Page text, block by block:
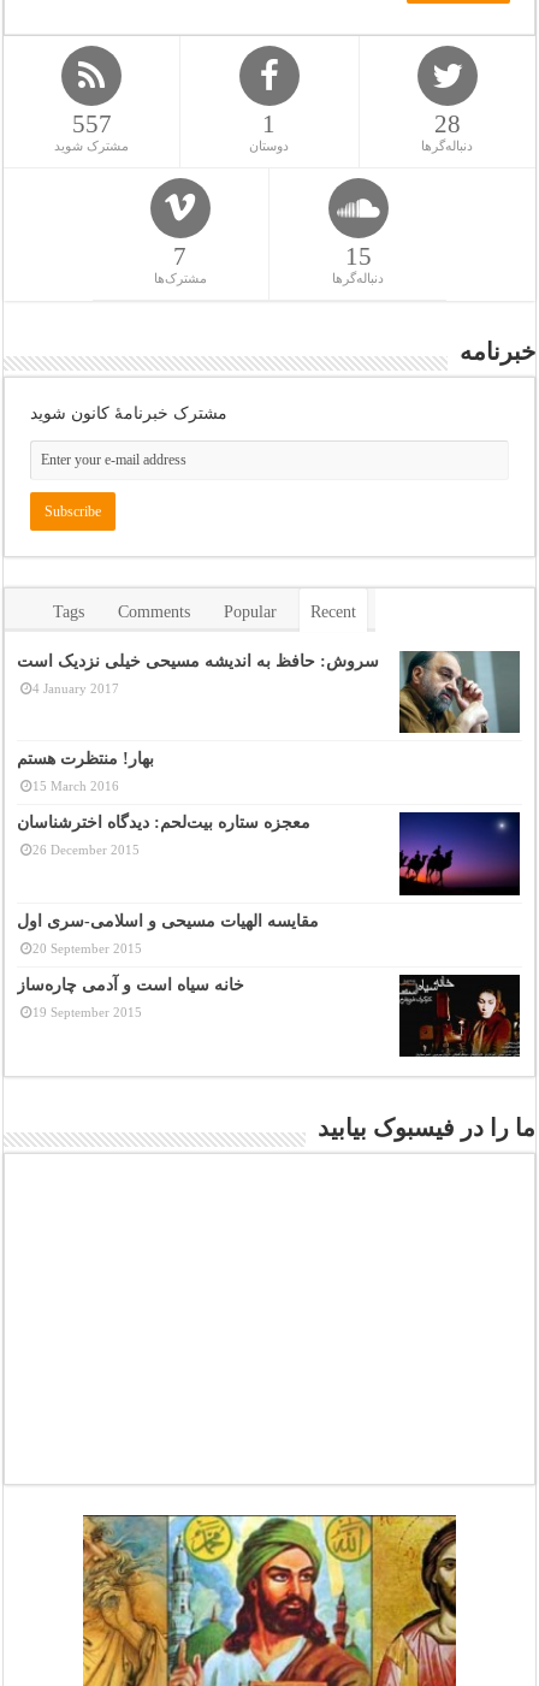
557
مشترک شوید
1
دوستان
28
دنباله‌گرها
7
مشترک‌ها
15
دنباله‌گرها
خبرنامه
مشترک خبرنامهٔ کانون شوید
Recent
Popular
Comments
Tags
سروش: حافظ به اندیشه مسیحی خیلی نزدیک است
4 January 2017
بهار! منتظرت هستم
15 March 2016
معجزه ستاره بیت‌لحم: دیدگاه اخترشناسان
26 December 2015
مقایسه الهیات مسیحی و اسلامی-سری اول
20 September 2015
خانه سیاه است و آدمی چاره‌ساز
19 September 2015
ما را در فیسبوک بیابید